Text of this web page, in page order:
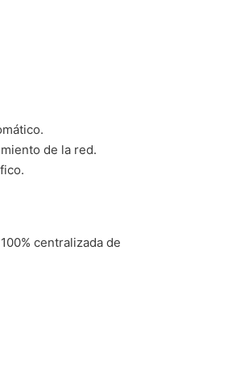
de la red.
centralizada de